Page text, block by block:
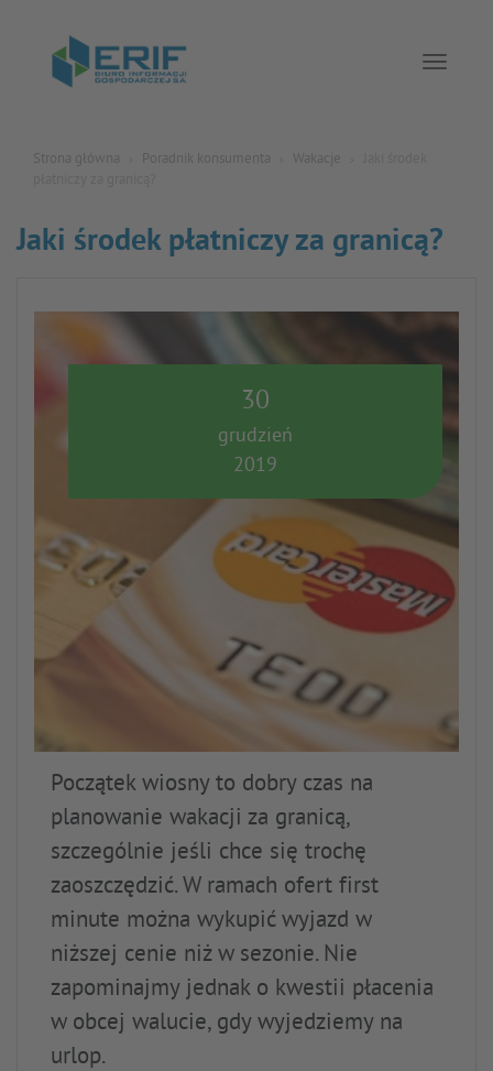
Strona główna Poradnik konsumenta Wakacje
Jaki środek płatniczy za granicą?
30
grudzień
2019
Początek wiosny to dobry czas na
planowanie wakacji za granicą,
szczególnie jeśli chce się trochę
zaoszczędzić. W ramach ofert first
minute można wykupić wyjazd w
niższej cenie niż w sezonie. Nie
zapominajmy jednak o kwestii płacenia
w obcej walucie, gdy wyjedziemy na
urlop.